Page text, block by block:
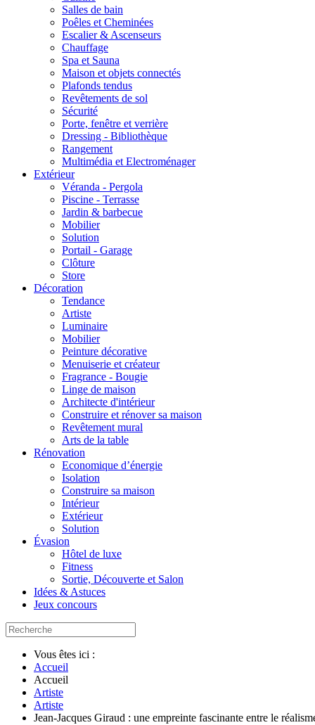
Salles de bain
Poêles et Cheminées
Escalier & Ascenseurs
Chauffage
Spa et Sauna
Maison et objets connectés
Plafonds tendus
Revêtements de sol
Sécurité
Porte, fenêtre et verrière
Dressing - Bibliothèque
Rangement
Multimédia et Electroménager
Extérieur
Véranda - Pergola
Piscine - Terrasse
Jardin & barbecue
Mobilier
Solution
Portail - Garage
Clôture
Store
Décoration
Tendance
Artiste
Luminaire
Mobilier
Peinture décorative
Menuiserie et créateur
Fragrance - Bougie
Linge de maison
Architecte d'intérieur
Construire et rénover sa maison
Revêtement mural
Arts de la table
Rénovation
Economique d’énergie
Isolation
Construire sa maison
Intérieur
Extérieur
Solution
Évasion
Hôtel de luxe
Fitness
Sortie, Découverte et Salon
Idées & Astuces
Jeux concours
Vous êtes ici :
Accueil
Accueil
Artiste
Artiste
Jean-Jacques Giraud : une empreinte fascinante entre le